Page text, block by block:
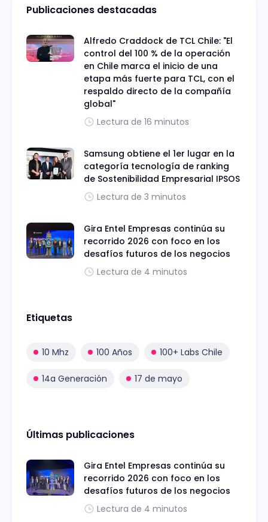
Publicaciones destacadas
Alfredo Craddock de TCL Chile: "El
control del 100 % de la operación
en Chile marca el inicio de una
etapa más fuerte para TCL, con el
respaldo directo de la compañía
global"
Lectura de 16 minutos
Samsung obtiene el 1er lugar en la
categoría tecnología de ranking
de Sostenibilidad Empresarial IPSOS
Lectura de 3 minutos
Gira Entel Empresas continúa su
recorrido 2026 con foco en los
desafíos futuros de los negocios
Lectura de 4 minutos
Etiquetas
10 Mhz 100 Años 100+ Labs Chile
14a Generación 17 de mayo
Últimas publicaciones
Gira Entel Empresas continúa su
recorrido 2026 con foco en los
desafíos futuros de los negocios
Lectura de 4 minutos